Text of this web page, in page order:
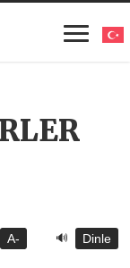
A- 🔊 Dinle